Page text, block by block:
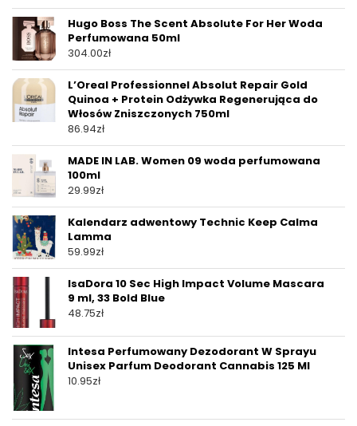
Hugo Boss The Scent Absolute For Her Woda
Perfumowana 50ml
304.00zł
L’Oreal Professionnel Absolut Repair Gold
Quinoa + Protein Odżywka Regenerująca do
Włosów Zniszczonych 750ml
86.94zł
MADE IN LAB. Women 09 woda perfumowana
100ml
29.99zł
Kalendarz adwentowy Technic Keep Calma
Lamma
59.99zł
IsaDora 10 Sec High Impact Volume Mascara
9 ml, 33 Bold Blue
48.75zł
Intesa Perfumowany Dezodorant W Sprayu
Unisex Parfum Deodorant Cannabis 125 Ml
10.95zł